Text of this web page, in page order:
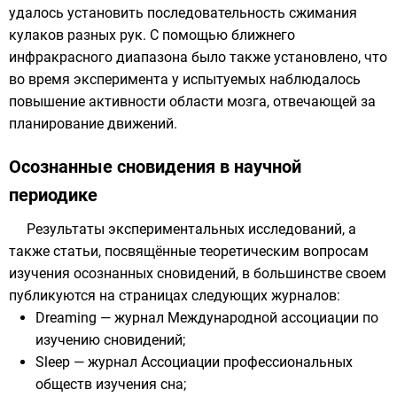
удалось установить последовательность сжимания
кулаков разных рук. С помощью ближнего
инфракрасного диапазона было также установлено, что
во время эксперимента у испытуемых наблюдалось
повышение активности области мозга, отвечающей за
планирование движений.
Осознанные сновидения в научной
периодике
Результаты экспериментальных исследований, а
также статьи, посвящённые теоретическим вопросам
изучения осознанных сновидений, в большинстве своем
публикуются на страницах следующих журналов:
Dreaming — журнал Международной ассоциации по
изучению сновидений;
Sleep — журнал Ассоциации профессиональных
обществ изучения сна;